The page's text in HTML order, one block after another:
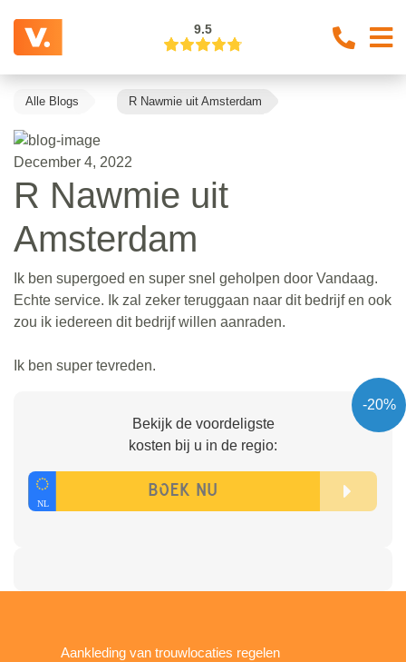
9.5
Alle Blogs R Nawmie uit Amsterdam
December 4, 2022
R Nawmie uit
Amsterdam
Ik ben supergoed en super snel geholpen door Vandaag.
Echte service. Ik zal zeker teruggaan naar dit bedrijf en ook
zou ik iedereen dit bedrijf willen aanraden.
Ik ben super tevreden.
-20%
Bekijk de voordeligste
kosten bij u in de regio:
Aankleding van trouwlocaties regelen